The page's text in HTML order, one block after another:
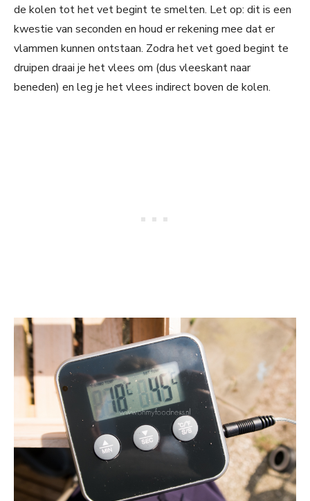
de kolen tot het vet begint te smelten. Let op: dit is een
kwestie van seconden en houd er rekening mee dat er
vlammen kunnen ontstaan. Zodra het vet goed begint te
druipen draai je het vlees om (dus vleeskant naar
beneden) en leg je het vlees indirect boven de kolen.